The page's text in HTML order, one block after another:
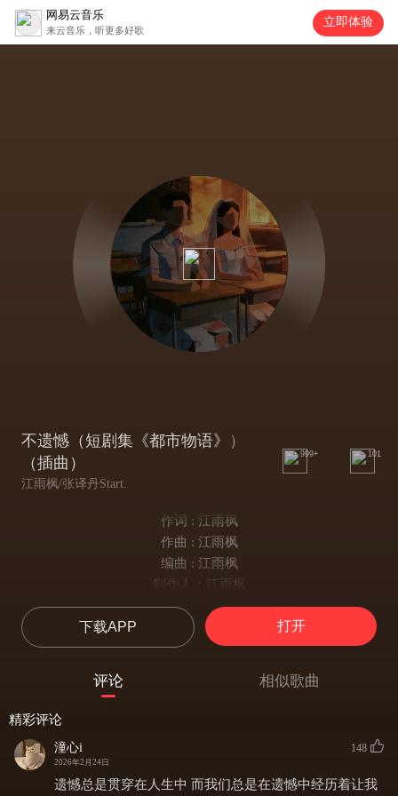
网易云音乐
来云音乐，听更多好歌
立即体验
不遗憾（短剧集《都市物语》）
（插曲）
江雨枫/张译丹Start.
999+ 101
作词 : 江雨枫
作曲 : 江雨枫
编曲 : 江雨枫
制作人：江雨枫
昨天收拾床底的纸箱
你的毛衣叠在最上面
我拿起又放下三次
听说你要结婚了 朋友小心地讲
下载APP 打开
评论 相似歌曲
精彩评论
潼心i
2026年2月24日
148
遗憾总是贯穿在人生中 而我们总是在遗憾中经历着让我